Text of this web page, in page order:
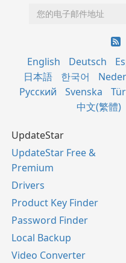
English Deutsch
日本語
한국어
Русский
Svenska
中文(繁體)
UpdateStar
UpdateStar Free &
Premium
Drivers
Product Key Finder
Password Finder
Local Backup
Video Converter